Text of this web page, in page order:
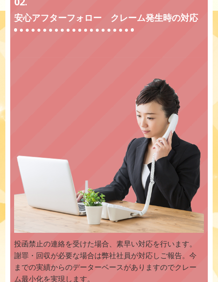
安心アフターフォロー クレーム発生時の対応
投函禁止の連絡を受けた場合、素早い対応を行います。
謝罪・回収が必要な場合は弊社社員が対応しご報告。今
までの実績からのデーターベースがありますのでクレー
ム最小化を実現します。